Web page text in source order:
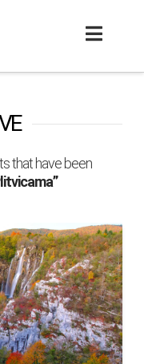
that have been